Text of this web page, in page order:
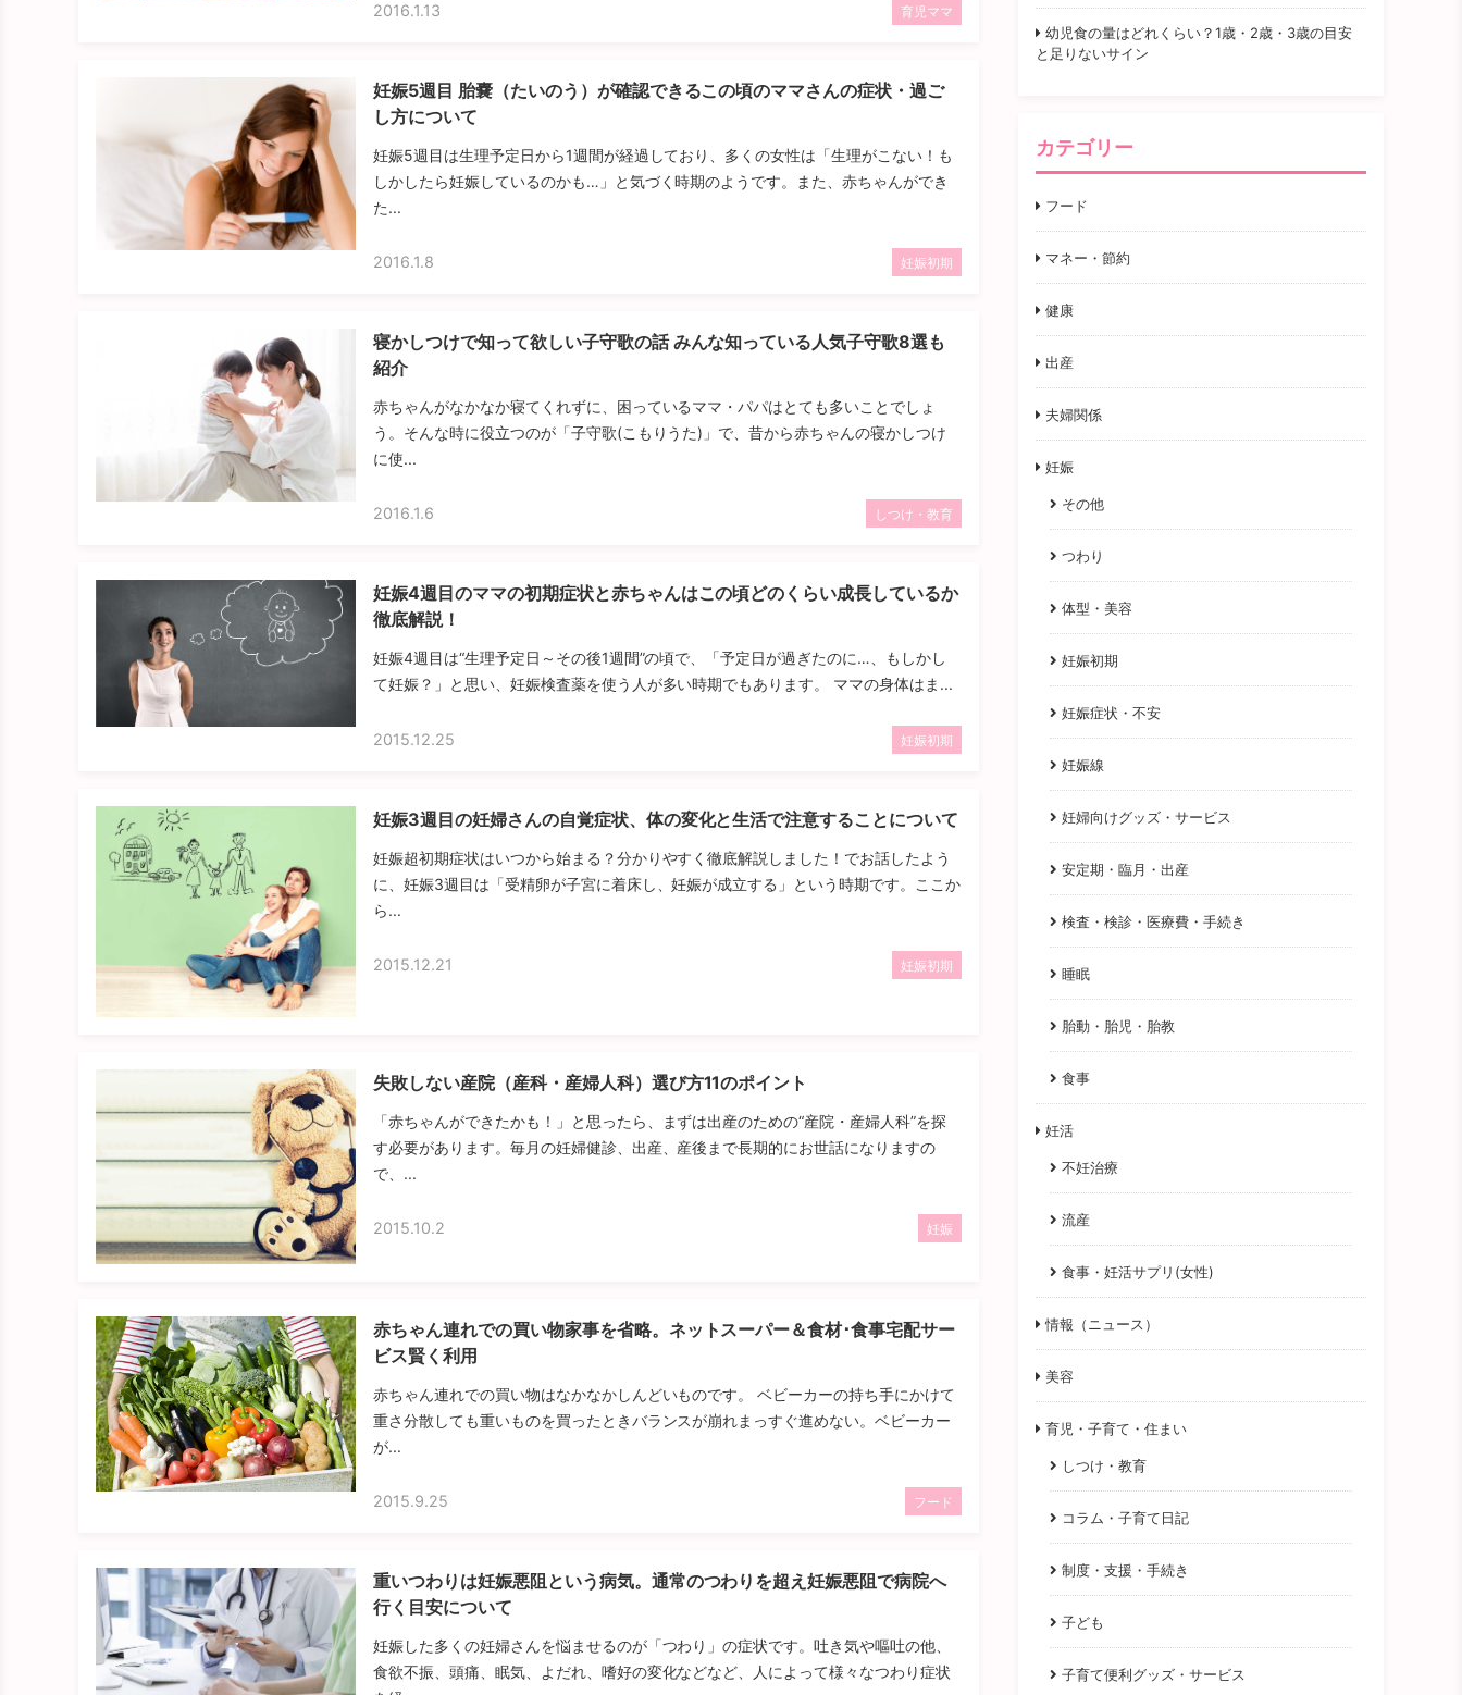
2016.1.13 育児ママ
妊娠5週目 胎嚢（たいのう）が確認できるこの頃のママさんの症状・過ご
し方について
妊娠5週目は生理予定日から1週間が経過しており、多くの女性は「生理がこない！も
しかしたら妊娠しているのかも…」と気づく時期のようです。また、赤ちゃんができ
た...
2016.1.8 妊娠初期
寝かしつけで知って欲しい子守歌の話 みんな知っている人気子守歌8選も
紹介
赤ちゃんがなかなか寝てくれずに、困っているママ・パパはとても多いことでしょ
う。そんな時に役立つのが「子守歌(こもりうた)」で、昔から赤ちゃんの寝かしつけ
に使...
2016.1.6 しつけ・教育
妊娠4週目のママの初期症状と赤ちゃんはこの頃どのくらい成長しているか
徹底解説！
妊娠4週目は“生理予定日～その後1週間”の頃で、「予定日が過ぎたのに…、もしかし
て妊娠？」と思い、妊娠検査薬を使う人が多い時期でもあります。 ママの身体はま...
2015.12.25 妊娠初期
妊娠3週目の妊婦さんの自覚症状、体の変化と生活で注意することについて
妊娠超初期症状はいつから始まる？分かりやすく徹底解説しました！でお話したよう
に、妊娠3週目は「受精卵が子宮に着床し、妊娠が成立する」という時期です。ここか
ら...
2015.12.21 妊娠初期
失敗しない産院（産科・産婦人科）選び方11のポイント
「赤ちゃんができたかも！」と思ったら、まずは出産のための“産院・産婦人科”を探
す必要があります。毎月の妊婦健診、出産、産後まで長期的にお世話になりますの
で、...
2015.10.2 妊娠
赤ちゃん連れでの買い物家事を省略。ネットスーパー＆食材･食事宅配サー
ビス賢く利用
赤ちゃん連れでの買い物はなかなかしんどいものです。 ベビーカーの持ち手にかけて
重さ分散しても重いものを買ったときバランスが崩れまっすぐ進めない。ベビーカー
が...
2015.9.25 フード
重いつわりは妊娠悪阻という病気。通常のつわりを超え妊娠悪阻で病院へ
行く目安について
妊娠した多くの妊婦さんを悩ませるのが「つわり」の症状です。吐き気や嘔吐の他、
食欲不振、頭痛、眠気、よだれ、嗜好の変化などなど、人によって様々なつわり症状
幼児食の量はどれくらい？1歳・2歳・3歳の目安
と足りないサイン
カテゴリー
フード
マネー・節約
健康
出産
夫婦関係
妊娠
その他
つわり
体型・美容
妊娠初期
妊娠症状・不安
妊娠線
妊婦向けグッズ・サービス
安定期・臨月・出産
検査・検診・医療費・手続き
睡眠
胎動・胎児・胎教
食事
妊活
不妊治療
流産
食事・妊活サプリ(女性)
情報（ニュース）
美容
育児・子育て・住まい
しつけ・教育
コラム・子育て日記
制度・支援・手続き
子ども
子育て便利グッズ・サービス